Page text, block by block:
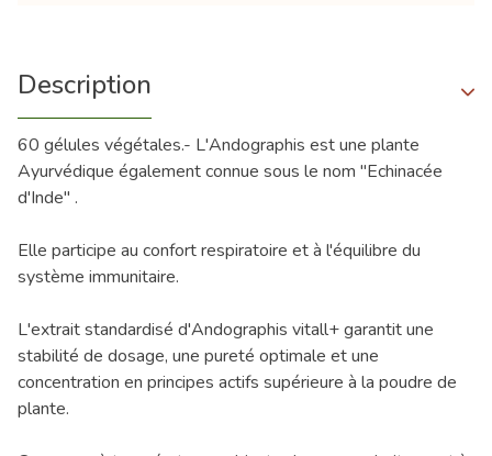
Description
60 gélules végétales.- L'Andographis est une plante
Ayurvédique également connue sous le nom "Echinacée
d'Inde" .
Elle participe au confort respiratoire et à l'équilibre du
système immunitaire.
L'extrait standardisé d'Andographis vitall+ garantit une
stabilité de dosage, une pureté optimale et une
concentration en principes actifs supérieure à la poudre de
plante.